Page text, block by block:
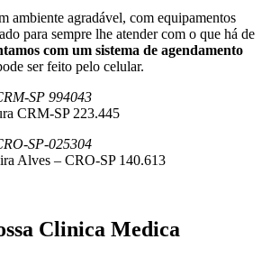
ambiente agradável, com equipamentos
para sempre lhe atender com o que há de
com um sistema de agendamento
ser feito pelo celular.
SP 994043
CRM-SP 223.445
SP-025304
Alves – CRO-SP 140.613
Clinica Medica